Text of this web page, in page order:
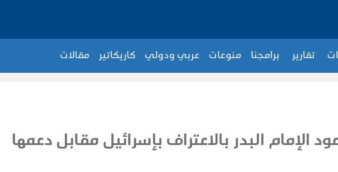
تقارير برامجنا منوعات عربي ودولي كاريكاتير مقالات
البدر بالاعتراف بإسرائيل مقابل دعمها